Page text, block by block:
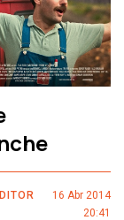
16 Abr 2014
20:41